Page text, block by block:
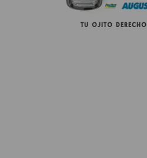
TU OJITO DERECHO